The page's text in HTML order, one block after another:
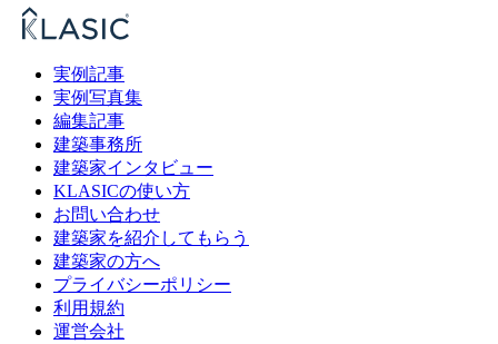
実例記事
実例写真集
編集記事
建築事務所
建築家インタビュー
KLASICの使い方
お問い合わせ
建築家を紹介してもらう
建築家の方へ
プライバシーポリシー
利用規約
運営会社